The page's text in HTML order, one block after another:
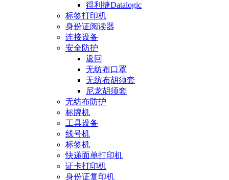
得利捷Datalogic
标签打印机
身份证阅读器
连接设备
安全防护
返回
无纺布口罩
无纺布胡须套
尼龙胡须套
无纺布防护
标牌机
工具设备
线号机
标签机
快递面单打印机
证卡打印机
身份证复印机